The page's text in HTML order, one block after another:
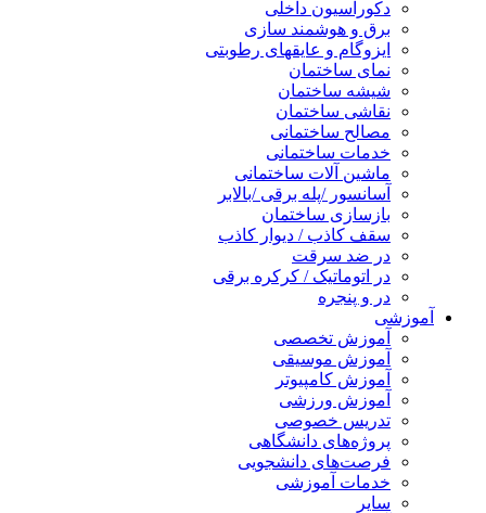
دکوراسیون داخلی
برق و هوشمند سازی
ایزوگام و عایقهای رطوبتی
نمای ساختمان
شیشه ساختمان
نقاشی ساختمان
مصالح ساختمانی
خدمات ساختمانی
ماشین آلات ساختمانی
آسانسور /پله برقی /بالابر
بازسازی ساختمان
سقف کاذب / دیوار کاذب
در ضد سرقت
در اتوماتیک / کرکره برقی
در و پنجره
آموزشی
آموزش تخصصی
آموزش موسیقی
آموزش کامپیوتر
آموزش ورزشی
تدریس خصوصی
پروژه‌های دانشگاهی
فرصت‌های دانشجویی
خدمات آموزشی
سایر